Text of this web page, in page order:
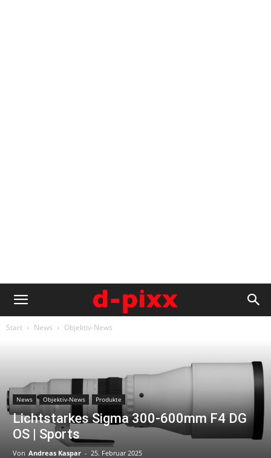
Start News Objektiv-News
News Objektiv-News Produkte
Lichtstarkes Sigma 300-600mm F4 DG
OS | Sports
Von Andreas Kaspar - 25. Februar 2025